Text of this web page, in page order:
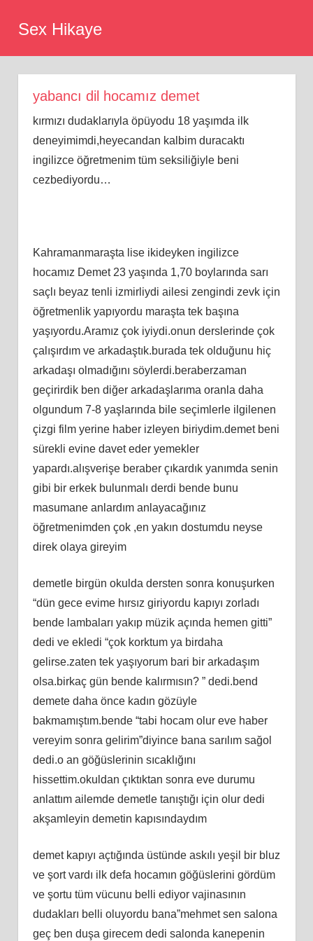
Sex Hikaye
yabancı dil hocamız demet
kırmızı dudaklarıyla öpüyodu 18 yaşımda ilk
deneyimimdi,heyecandan kalbim duracaktı
ingilizce öğretmenim tüm seksiliğiyle beni
cezbediyordu…
Kahramanmaraşta lise ikideyken ingilizce
hocamız Demet 23 yaşında 1,70 boylarında sarı
saçlı beyaz tenli izmirliydi ailesi zengindi zevk için
öğretmenlik yapıyordu maraşta tek başına
yaşıyordu.Aramız çok iyiydi.onun derslerinde çok
çalışırdım ve arkadaştık.burada tek olduğunu hiç
arkadaşı olmadığını söylerdi.beraberzaman
geçirirdik ben diğer arkadaşlarıma oranla daha
olgundum 7-8 yaşlarında bile seçimlerle ilgilenen
çizgi film yerine haber izleyen biriydim.demet beni
sürekli evine davet eder yemekler
yapardı.alışverişe beraber çıkardık yanımda senin
gibi bir erkek bulunmalı derdi bende bunu
masumane anlardım anlayacağınız
öğretmenimden çok ,en yakın dostumdu neyse
direk olaya gireyim
demetle birgün okulda dersten sonra konuşurken
“dün gece evime hırsız giriyordu kapıyı zorladı
bende lambaları yakıp müzik açında hemen gitti”
dedi ve ekledi “çok korktum ya birdaha
gelirse.zaten tek yaşıyorum bari bir arkadaşım
olsa.birkaç gün bende kalırmısın? ” dedi.bend
demete daha önce kadın gözüyle
bakmamıştım.bende “tabi hocam olur eve haber
vereyim sonra gelirim”diyince bana sarılım sağol
dedi.o an göğüslerinin sıcaklığını
hissettim.okuldan çıktıktan sonra eve durumu
anlattım ailemde demetle tanıştığı için olur dedi
akşamleyin demetin kapısındaydım
demet kapıyı açtığında üstünde askılı yeşil bir bluz
ve şort vardı ilk defa hocamın göğüslerini gördüm
ve şortu tüm vücunu belli ediyor vajinasının
dudakları belli oluyordu bana”mehmet sen salona
geç ben duşa girecem dedi salonda kanepenin